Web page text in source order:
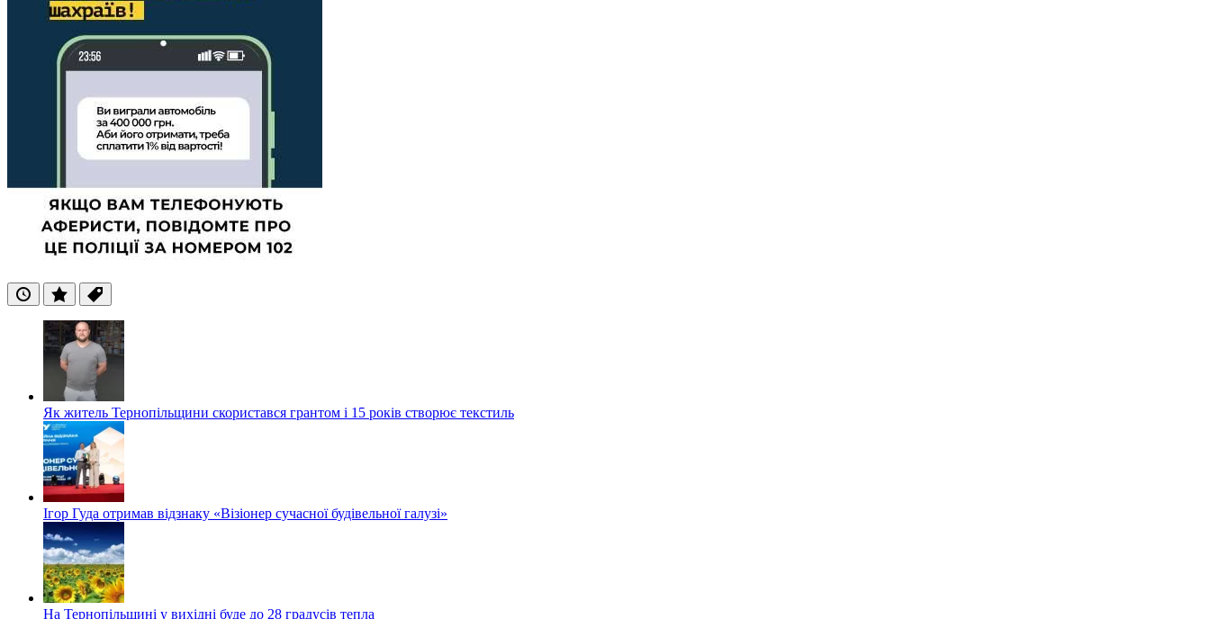
ОстанніПопулярні
Теги
Як житель Тернопільщини скористався грантом і 15 років створює текстиль
Ігор Гуда отримав відзнаку «Візіонер сучасної будівельної галузі»
На Тернопільщині у вихідні буде до 28 градусів тепла